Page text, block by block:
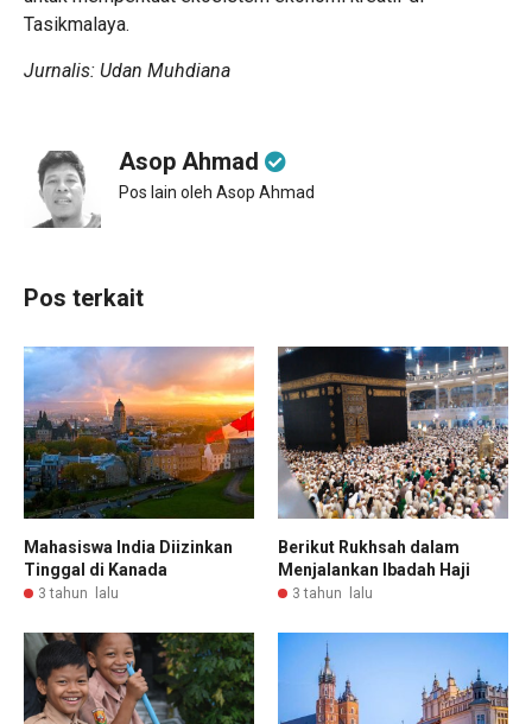
Tasikmalaya.
Jurnalis: Udan Muhdiana
Asop Ahmad
Pos lain oleh Asop Ahmad
Pos terkait
Mahasiswa India Diizinkan
Tinggal di Kanada
3 tahun lalu
Berikut Rukhsah dalam
Menjalankan Ibadah Haji
3 tahun lalu